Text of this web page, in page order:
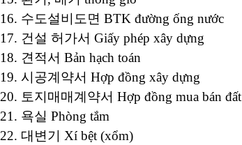
16. 수도설비도면 BTK đường ống nước
17. 건설 허가서 Giấy phép xây dựng
18. 견적서 Bản hạch toán
19. 시공계약서 Hợp đồng xây dựng
20. 토지매매계약서 Hợp đồng mua bán đất
21. 욕실 Phòng tắm
22. 대변기 Xí bệt (xổm)